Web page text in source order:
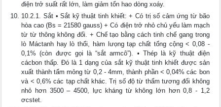
điện trở suất rất lớn, làm giảm tổn hao dòng xoáy.
10.2.1. Sắt • Sắt kỹ thuật tinh khiết: + Có trị số cảm ứng từ bão
hòa cao (Bs = 21580 gauss) + Có điện trở nhỏ chủ yếu làm mạch
từ từ thông không đổi. + Chế tạo bằng cách tinh chế gang trong
lò Máctanh hay lò thổi, hàm lưọng tạp chất tổng cộng < 0,08 -
0,1% (còn được gọi là “sắt armcô”). • Thép là kỹ thuật điện
cácbon thấp. Đó là 1 dạng của sắt kỹ thuật tinh khiết được sản
xuất thành tấm mỏng từ 0,2 - 4mm, thành phần < 0,04% các bon
và < 0,6% các tạp chất khác. Trị số độ từ thẩm tương đối không
nhỏ hơn 3500 – 4500, lực kháng từ không lớn hơn 0,8 - 1,2
ơcstet.